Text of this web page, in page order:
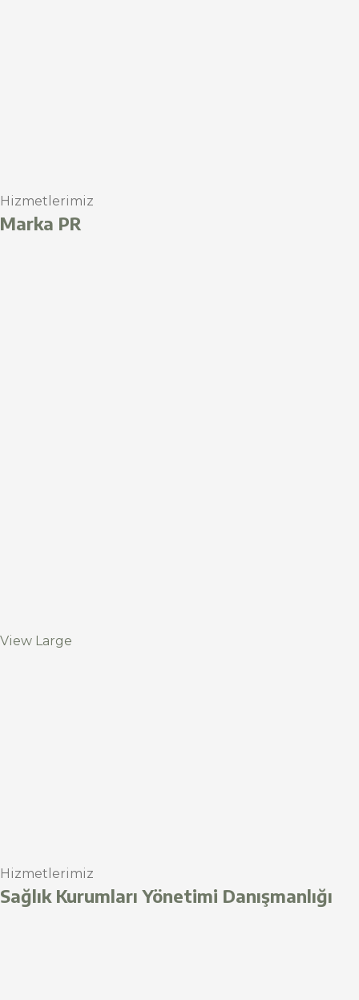
Hizmetlerimiz
Marka PR
View Large
Hizmetlerimiz
Sağlık Kurumları Yönetimi Danışmanlığı